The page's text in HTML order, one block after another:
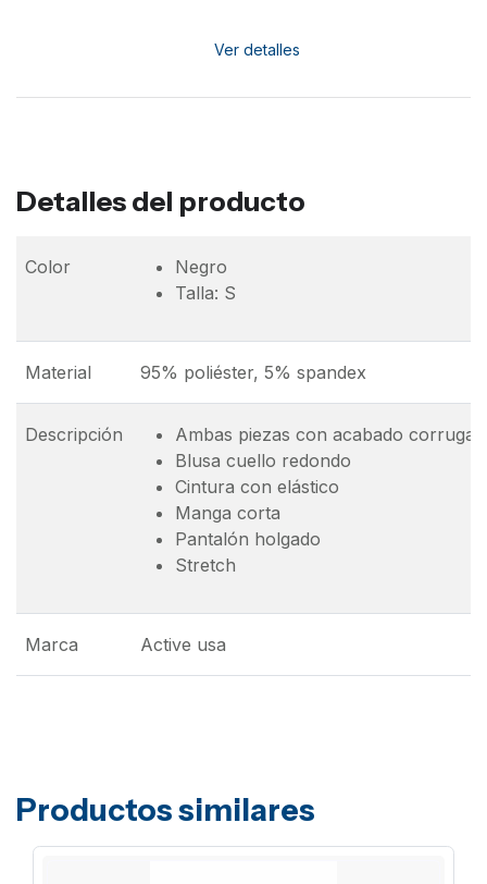
Ver detalles
Detalles del producto
Color
Negro
Talla: S
Material 95% poliéster, 5% spandex
Descripción
Ambas piezas con acabado
Blusa cuello redondo
Cintura con elástico
Manga corta
Pantalón holgado
Stretch
Marca Active usa
Productos similares